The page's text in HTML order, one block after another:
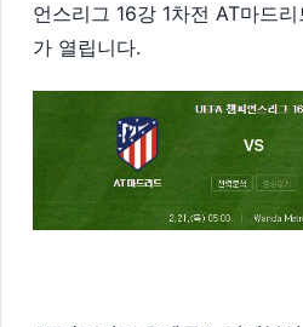
언스리그 16강 1차전 AT마드
가 열립니다.